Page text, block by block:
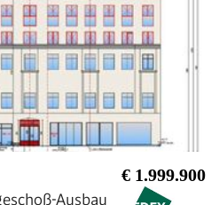
€ 1.999.900
Ausbau